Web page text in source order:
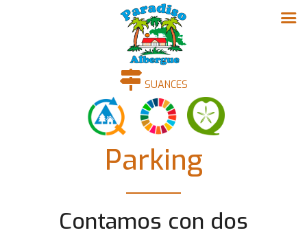
SUANCES
Parking
Contamos con dos